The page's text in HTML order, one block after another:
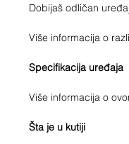
Dobijaš odličan
Više informacija o
Specifikacija uređaja
Više informacija o
Šta je u kutiji